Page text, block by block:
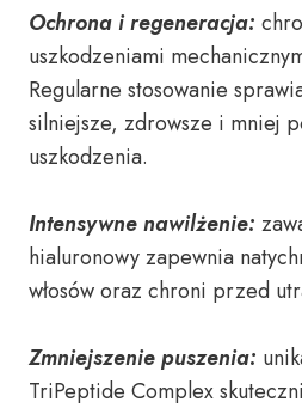
Ochrona i regeneracja:
uszkodzeniami
Regularne stosowanie
silniejsze, zdrowsze i mniej
uszkodzenia.
Intensywne nawilżenie:
hialuronowy zapewnia
włosów oraz chroni przed
Zmniejszenie puszenia:
TriPeptide Complex